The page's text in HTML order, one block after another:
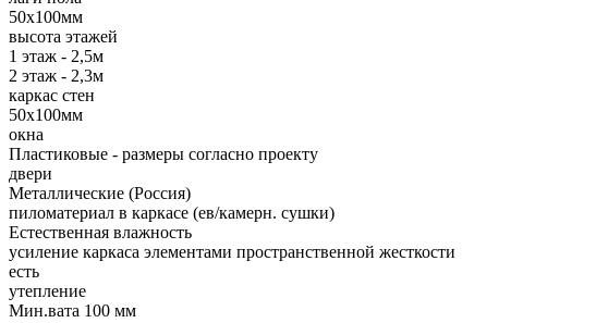
50х100мм
высота этажей
1 этаж - 2,5м
2 этаж - 2,3м
каркас стен
50х100мм
окна
Пластиковые - размеры согласно проекту
двери
Металлические (Россия)
пиломатериал в каркасе (ев/камерн. сушки)
Естественная влажность
усиление каркаса элементами пространственной жесткости
есть
утепление
Мин.вата 100 мм